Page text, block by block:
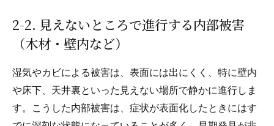
2-2. 見えないところで進行する内部被害
（木材・壁内など）
湿気やカビによる被害は、表面には出にくく、特に壁内
や床下、天井裏といった見えない場所で静かに進行しま
す。こうした内部被害は、症状が表面化したときにはす